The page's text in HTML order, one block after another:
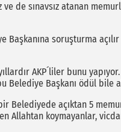
ve de sınavsız atanan
Başkanına soruşturma açılır
AKP´liler bunu
Belediye Başkanı ödül bile
Belediyede açıktan 5
Allahtan koymayanlar,